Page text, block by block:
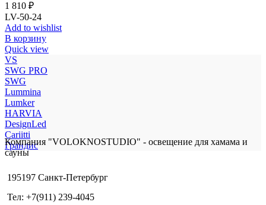
1 810 ₽
LV-50-24
Add to wishlist
В корзину
Quick view
VS
SWG PRO
SWG
Lummina
Lumker
HARVIA
DesignLed
Cariitti
Грандис
Компания "VOLOKNOSTUDIO" - освещение для хамама и
сауны
195197 Санкт-Петербург
Тел: +7(911) 239-4045